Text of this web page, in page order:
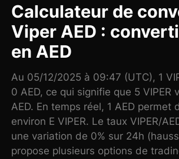
Calculateur de
Viper AED :
en AED
Au 05/12/2025 à 09:47 (UTC), 1
0 AED, ce qui signifie que 5 VIPER
AED. En temps réel, 1 AED permet
environ E VIPER. Le taux VIPER/
une variation de 0% sur 24h
propose plusieurs options de